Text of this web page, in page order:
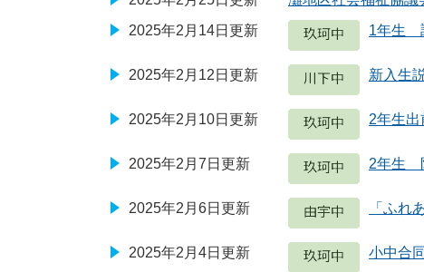
2025年2月14日更新
1年生
2025年2月12日更新 新入生
2025年2月10日更新 2年生出
2025年2月7日更新 2年生
2025年2月6日更新 「ふれ
2025年2月4日更新 小中合